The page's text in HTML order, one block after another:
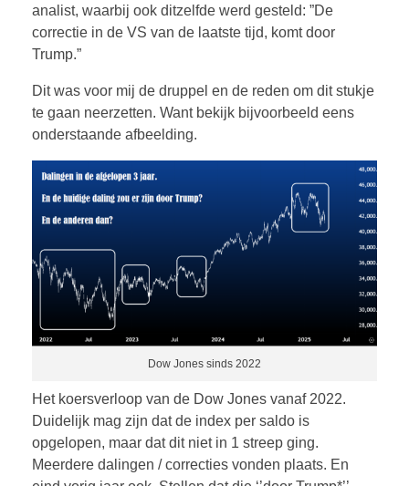
analist, waarbij ook ditzelfde werd gesteld: ”De
correctie in de VS van de laatste tijd, komt door
Trump.”
Dit was voor mij de druppel en de reden om dit stukje
te gaan neerzetten. Want bekijk bijvoorbeeld eens
onderstaande afbeelding.
Dow Jones sinds 2022
Het koersverloop van de Dow Jones vanaf 2022.
Duidelijk mag zijn dat de index per saldo is
opgelopen, maar dat dit niet in 1 streep ging.
Meerdere dalingen / correcties vonden plaats. En